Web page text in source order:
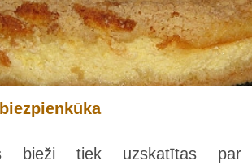
bieži tiek uzskatītas par